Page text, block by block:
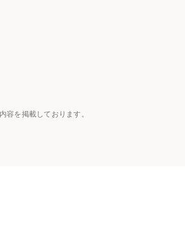
容を掲載しております。